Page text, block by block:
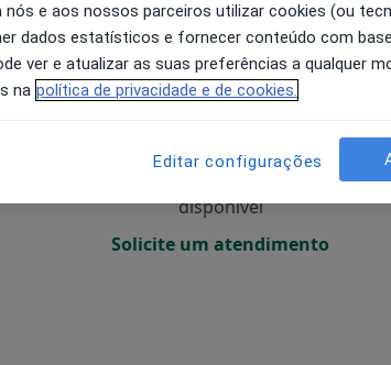
Hoje
7 Ago
Amanhã
8 Ago
Dom,
9 Ago
O agendamento online não está
disponível
Solicite um atendimento
nós e aos nossos parceiros utilizar cookies (ou
dados estatísticos e fornecer conteúdo com
ver e atualizar as suas preferências a qualquer
na política de privacidade e de cookies.
Editar configurações